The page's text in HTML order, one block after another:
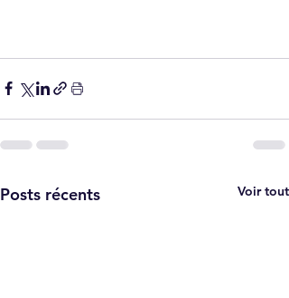
Posts récents Voir tout